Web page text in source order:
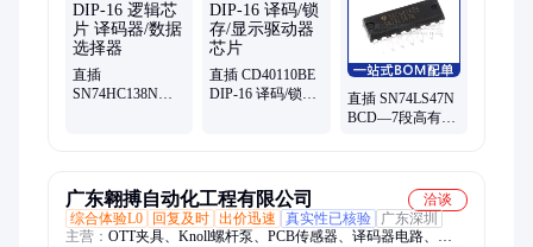
pca9535pw、封装bga、74vhc08mx、ws05-4r2p、ssm3j09fu、
rpf09040b、贴片bga、mb15024gp、ssm3k16fv
直插
SN74HC138N
直插 CD40110BE
DIP-16 译码/锁存/
直插 SN74LS47N
BCD—7段高有效
广东翱搏自动化工程有限公司
洽谈
综合体验L0
回复及时 出价迅速 真实性已核验
广东深圳
主营： OTT夹具、Knoll螺杆泵、PCB传感器、译码器电路、